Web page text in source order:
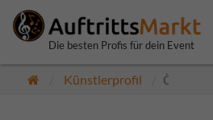
Die besten Profis für dein Event
Künstlerprofil Öffentlich